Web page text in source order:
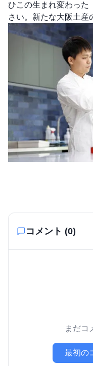
ひこの生まれ変わった
さい。新たな大阪土産
コメント (0)
まだコ
最初の